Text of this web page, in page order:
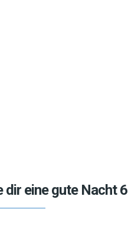
dir eine gute Nacht 6